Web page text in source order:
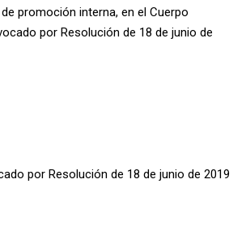
promoción interna, en el Cuerpo
por Resolución de 18 de junio de
por Resolución de 18 de junio de 2019